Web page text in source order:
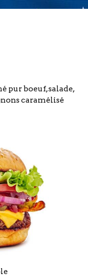
pur boeuf, salade,
caramélisé